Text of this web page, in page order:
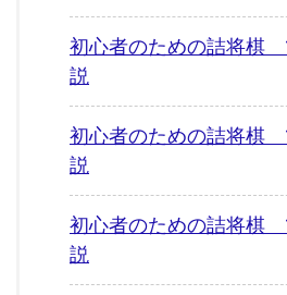
初心者のための詰将
説
初心者のための詰将
説
初心者のための詰将
説